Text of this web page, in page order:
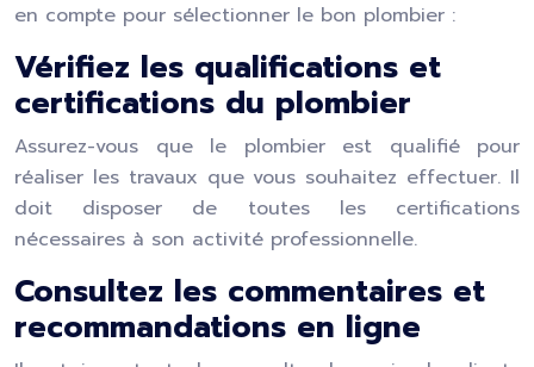
en compte pour sélectionner le bon plombier :
Vérifiez les qualifications et
certifications du plombier
Assurez-vous que le plombier est qualifié pour
réaliser les travaux que vous souhaitez effectuer. Il
doit disposer de toutes les certifications
nécessaires à son activité professionnelle.
Consultez les commentaires et
recommandations en ligne